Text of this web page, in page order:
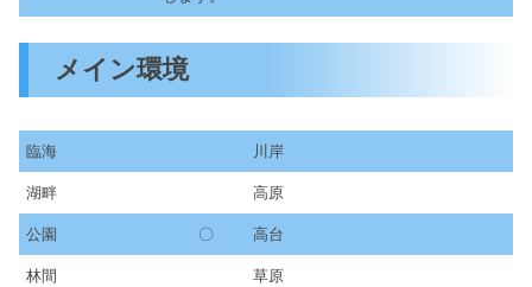
メイン環境
臨海 川岸
湖畔 高原
公園 〇 高台
林間 草原